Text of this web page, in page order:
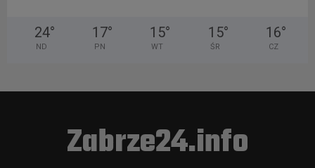
24°
ND
17°
PN
15°
WT
15°
ŚR
16°
CZ
Zabrze24.info